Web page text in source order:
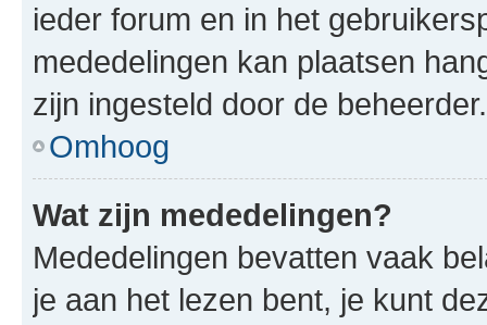
ieder forum en in het
mededelingen kan plaatsen
zijn ingesteld door de beheerder.
Omhoog
Wat zijn mededelingen?
Mededelingen bevatten vaak
je aan het lezen bent, je kunt